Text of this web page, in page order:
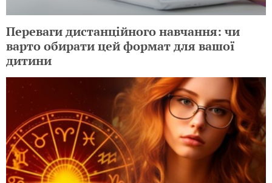
Переваги дистанційного навчання: чи
варто обирати цей формат для вашої
дитини